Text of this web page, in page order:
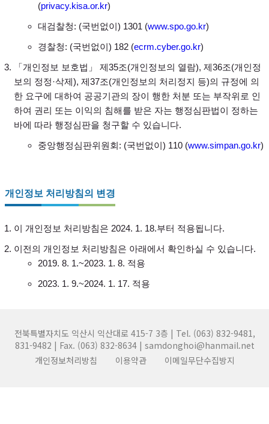
(privacy.kisa.or.kr)
대검찰청: (국번없이) 1301 (www.spo.go.kr)
경찰청: (국번없이) 182 (ecrm.cyber.go.kr)
「개인정보 보호법」 제35조(개인정보의 열람), 제36조(개인정
보의 정정·삭제), 제37조(개인정보의 처리정지 등)의 규정에 의
한 요구에 대하여 공공기관의 장이 행한 처분 또는 부작위로 인
하여 권리 또는 이익의 침해를 받은 자는 행정심판법이 정하는
바에 따라 행정심판을 청구할 수 있습니다.
중앙행정심판위원회: (국번없이) 110 (www.simpan.go.kr)
개인정보 처리방침의 변경
이 개인정보 처리방침은 2024. 1. 18.부터 적용됩니다.
이전의 개인정보 처리방침은 아래에서 확인하실 수 있습니다.
2019. 8. 1.~2023. 1. 8. 적용
2023. 1. 9.~2024. 1. 17. 적용
전북특별자치도 익산시 익산대로 415-7 3층 | Tel. (063) 832-9481,
831-9482 | Fax. (063) 832-8634 | samdonghoi@hanmail.net
개인정보처리방침
이용약관 이메일무단수집방지